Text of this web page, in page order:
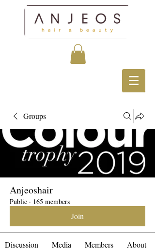
Groups
Anjeoshair
Public · 165 members
Join
Discussion Media Members About